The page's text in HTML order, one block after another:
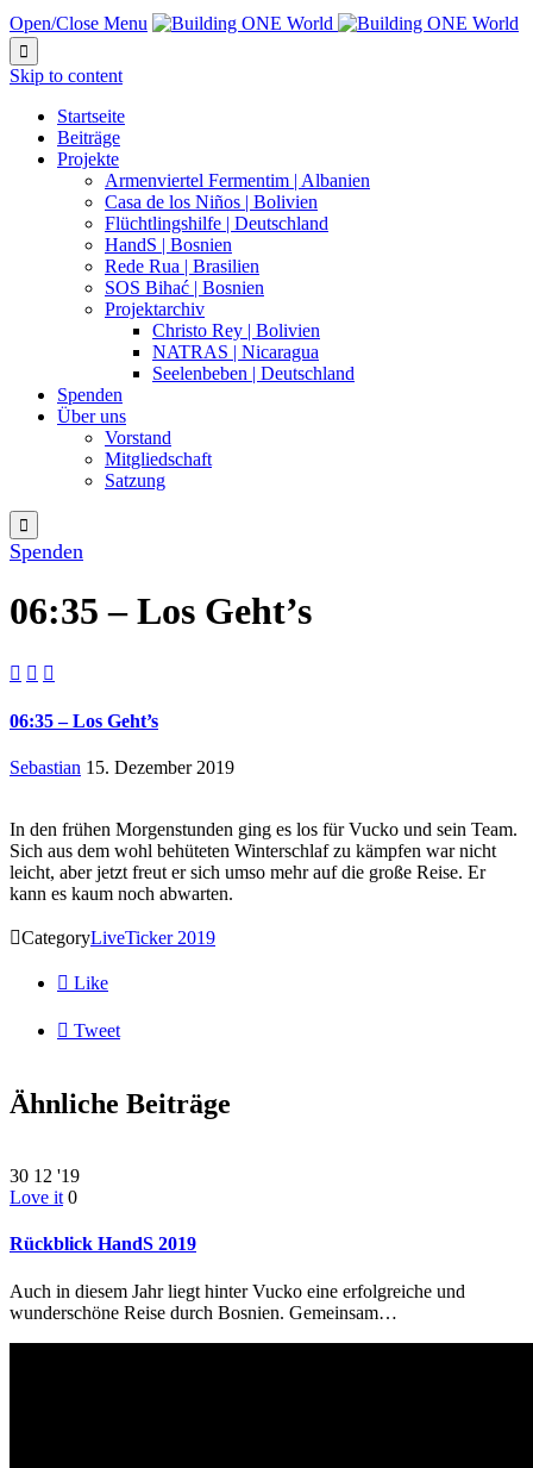
Open/Close Menu

Skip to content
Startseite
Beiträge
Projekte
Armenviertel Fermentim | Albanien
Casa de los Niños | Bolivien
Flüchtlingshilfe | Deutschland
HandS | Bosnien
Rede Rua | Brasilien
SOS Bihać | Bosnien
Projektarchiv
Christo Rey | Bolivien
NATRAS | Nicaragua
Seelenbeben | Deutschland
Spenden
Über uns
Vorstand
Mitgliedschaft
Satzung

Spenden
06:35 – Los Geht’s
  
06:35 – Los Geht’s
Sebastian 15. Dezember 2019
In den frühen Morgenstunden ging es los für Vucko und sein Team.
Sich aus dem wohl behüteten Winterschlaf zu kämpfen war nicht
leicht, aber jetzt freut er sich umso mehr auf die große Reise. Er
kann es kaum noch abwarten.
CategoryLiveTicker 2019
 Like
 Tweet
Ähnliche Beiträge
30 12 '19
Love it 0
Rückblick HandS 2019
Auch in diesem Jahr liegt hinter Vucko eine erfolgreiche und
wunderschöne Reise durch Bosnien. Gemeinsam…